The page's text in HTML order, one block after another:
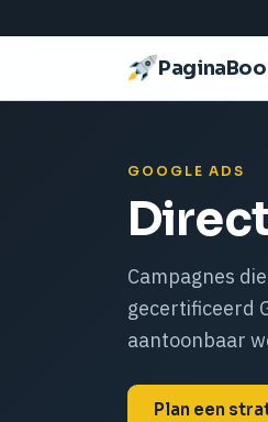
GOOGLE ADS
Campagnes
gecertificeerd
aantoonbaar
Plan een